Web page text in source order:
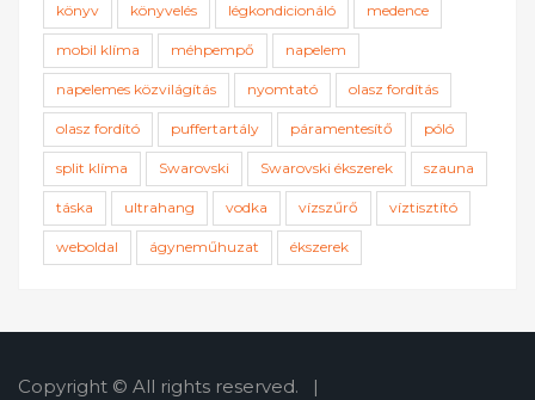
könyv könyvelés légkondicionáló medence
mobil klíma méhpempő napelem
napelemes közvilágítás nyomtató olasz fordítás
olasz fordító puffertartály páramentesítő póló
split klíma Swarovski Swarovski ékszerek szauna
táska ultrahang vodka vízszűrő víztisztító
weboldal ágyneműhuzat ékszerek
Copyright © All rights reserved. |